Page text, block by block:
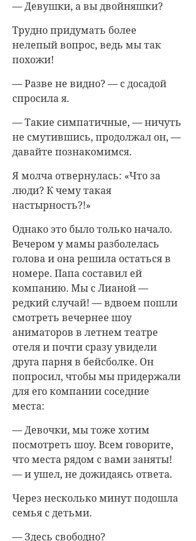
— Девушки, а вы двойняшки?
Трудно придумать более
нелепый вопрос, ведь мы так
похожи!
— Разве не видно? — с досадой
спросила я.
— Такие симпатичные, — ничуть
не смутившись, продолжал он, —
давайте познакомимся.
Я молча отвернулась: «Что за
люди? К чему такая
настырность?!»
Однако это было только начало.
Вечером у мамы разболелась
голова и она решила остаться в
номере. Папа составил ей
компанию. Мы с Лианой —
редкий случай! — вдвоем пошли
смотреть вечернее шоу
аниматоров в летнем театре
отеля и почти сразу увидели
друга парня в бейсболке. Он
попросил, чтобы мы придержали
для его компании соседние
места:
— Девочки, мы тоже хотим
посмотреть шоу. Всем говорите,
что места рядом с вами заняты!
— и ушел, не дожидаясь ответа.
Через несколько минут подошла
семья с детьми.
— Здесь свободно?